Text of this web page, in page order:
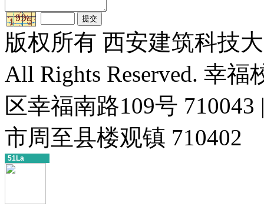
版权所有 西安建筑科技
All Rights Reserved. 幸
区幸福南路109号
市周至县楼观镇 710402
51La